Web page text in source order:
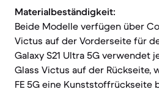
Materialbeständigkeit:
Beide Modelle verfügen über
Victus auf der Vorderseite für
Galaxy S21 Ultra 5G verwendet
Glass Victus auf der Rückseite,
FE 5G eine Kunststoffrückseite